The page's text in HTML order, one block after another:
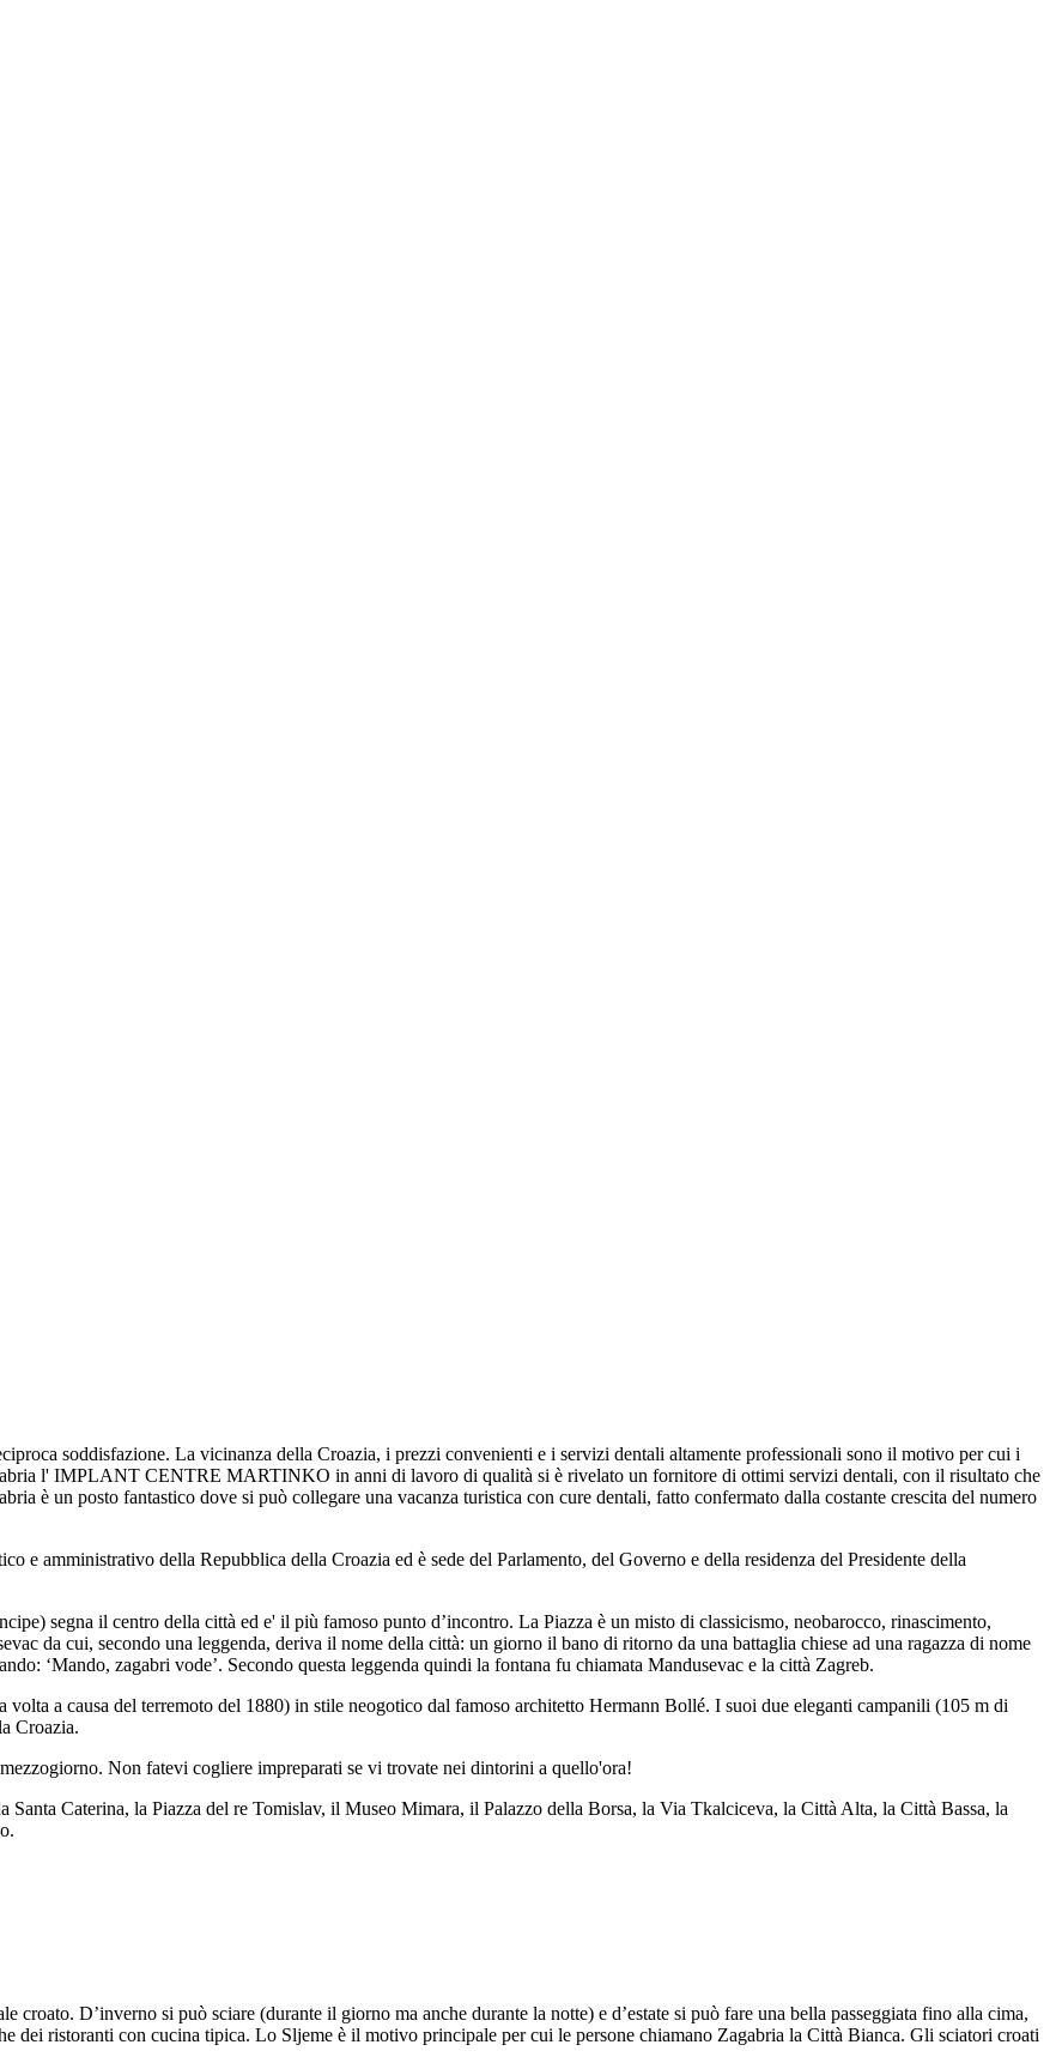
soddisfazione. La vicinanza della Croazia, i prezzi convenienti e i servizi dentali altamente professionali sono il motivo per cui i
l' IMPLANT CENTRE MARTINKO in anni di lavoro di qualità si è rivelato un fornitore di ottimi servizi dentali, con il risultato che
è un posto fantastico dove si può collegare una vacanza turistica con cure dentali, fatto confermato dalla costante crescita del numero
e amministrativo della Repubblica della Croazia ed è sede del Parlamento, del Governo e della residenza del Presidente della
segna il centro della città ed e' il più famoso punto d’incontro. La Piazza è un misto di classicismo, neobarocco, rinascimento,
da cui, secondo una leggenda, deriva il nome della città: un giorno il bano di ritorno da una battaglia chiese ad una ragazza di nome
‘Mando, zagabri vode’. Secondo questa leggenda quindi la fontana fu chiamata Mandusevac e la città Zagreb.
a causa del terremoto del 1880) in stile neogotico dal famoso architetto Hermann Bollé. I suoi due eleganti campanili (105 m di
Croazia.
Non fatevi cogliere impreparati se vi trovate nei dintorini a quello'ora!
Caterina, la Piazza del re Tomislav, il Museo Mimara, il Palazzo della Borsa, la Via Tkalciceva, la Città Alta, la Città Bassa, la
croato. D’inverno si può sciare (durante il giorno ma anche durante la notte) e d’estate si può fare una bella passeggiata fino alla cima,
dei ristoranti con cucina tipica. Lo Sljeme è il motivo principale per cui le persone chiamano Zagabria la Città Bianca. Gli sciatori croati